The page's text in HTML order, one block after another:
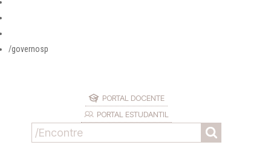
/governosp
PORTAL DOCENTE
PORTAL ESTUDANTIL